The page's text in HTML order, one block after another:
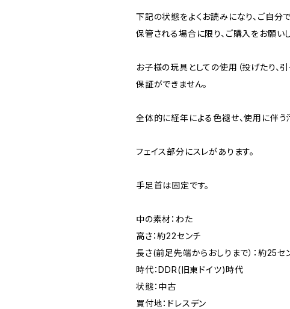
下記の状態をよくお読みになり、ご自分
保管される場合に限り、ご購入をお願いし
お子様の玩具としての使用（投げたり、
保証ができません。
全体的に経年による色褪せ、使用に伴う
フェイス部分にスレがあります。
手足首は固定です。
中の素材：わた
高さ：約22センチ
長さ(前足先端からおしりまで）：約25セ
時代：DDR(旧東ドイツ)時代
状態：中古
買付地：ドレスデン